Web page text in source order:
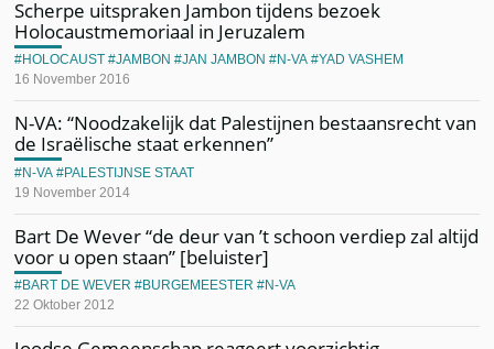
Scherpe uitspraken Jambon tijdens bezoek
Holocaustmemoriaal in Jeruzalem
16 November 2016
HOLOCAUST JAMBON JAN JAMBON N-VA YAD VASHEM
N-VA: “Noodzakelijk dat Palestijnen bestaansrecht van
de Israëlische staat erkennen”
19 November 2014
N-VA PALESTIJNSE STAAT
Bart De Wever “de deur van ’t schoon verdiep zal altijd
voor u open staan” [beluister]
22 Oktober 2012
BART DE WEVER BURGEMEESTER N-VA